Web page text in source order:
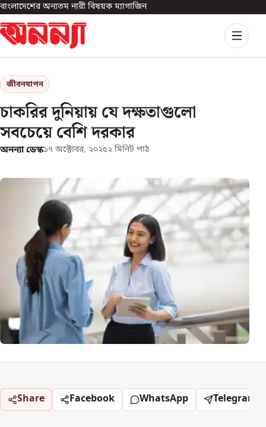
বাংলাদেশের অন্যতম নারী বিষয়ক ম্যাগাজিন
জীবনযাপন
চাকরির দুনিয়ায় যে দক্ষতাগুলো
সবচেয়ে বেশি দরকার
অনন্যা ডেস্ক১৭ অক্টোবর, ২০২৫২ মিনিট পাঠ
Share Facebook WhatsApp Telegram